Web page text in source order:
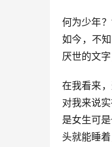
何为少年
如今，不
厌世的文
在我看来
对我来说
是女生可
头就能睡